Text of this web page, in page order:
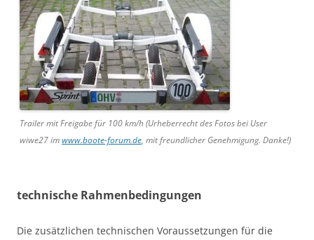
Trailer mit Freigabe für 100 km/h (Urheberrecht des Fotos bei User
wiwe27 imwww.boote-forum.de, mit freundlicher Genehmigung. Danke!)
technische Rahmenbedingungen
Die zusätzlichen technischen Voraussetzungen für die